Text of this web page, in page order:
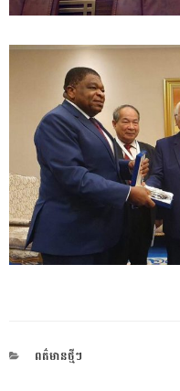
CATEGORIES
ពត៌មានថ្មីៗ